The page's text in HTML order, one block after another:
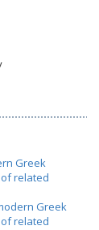
Greek
related
Greek
related